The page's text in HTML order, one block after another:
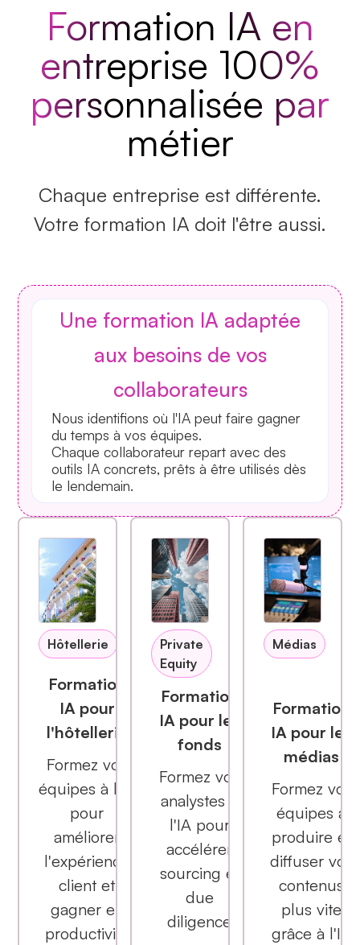
Formation IA en
entreprise 100%
personnalisée par
métier
Chaque entreprise est différente.
Votre formation IA doit l'être aussi.
Une formation IA adaptée
aux besoins de vos
collaborateurs
Nous identifions où l'IA peut faire gagner
du temps à vos équipes.
Chaque collaborateur repart avec des
outils IA concrets, prêts à être utilisés dès
le lendemain.
Hôtellerie
Formation
IA pour
l'hôtellerie
Formez vos
équipes à l'IA
pour
améliorer
l'expérience
client et
gagner en
productivité
Private
Equity
Formation
IA pour les
fonds
Formez vos
analystes à
l'IA pour
accélérer
sourcing et
due
diligence
Médias
Formation
IA pour les
médias
Formez vos
équipes à
produire et
diffuser vos
contenus
plus vite
grâce à l'IA